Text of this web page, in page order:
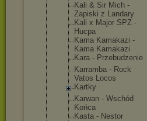
Kali & Sir Mich -
Zapiski z Landary
Kali x Major SPZ -
Hucpa
Kama Kamakazi -
Kama Kamakazi
Kara - Przebudzenie
Karramba - Rock
Vatos Locos
Kartky
Karwan - Wschód
Końca
Kasta - Nestor